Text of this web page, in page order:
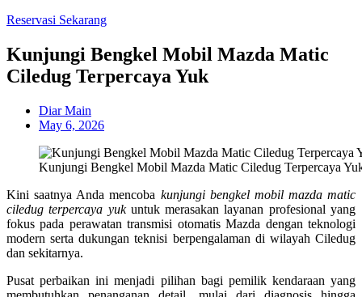
Reservasi Sekarang
Kunjungi Bengkel Mobil Mazda Matic
Ciledug Terpercaya Yuk
Diar Main
May 6, 2026
Kunjungi Bengkel Mobil Mazda Matic Ciledug Terpercaya
Kini saatnya Anda mencoba kunjungi bengkel mobil mazda matic
ciledug terpercaya yukuntuk merasakan layanan profesional yang
fokus pada perawatan transmisi otomatis Mazda dengan teknologi
modern serta dukungan teknisi berpengalaman di wilayah Ciledug
dan sekitarnya.
Pusat perbaikan ini menjadi pilihan bagi pemilik kendaraan yang